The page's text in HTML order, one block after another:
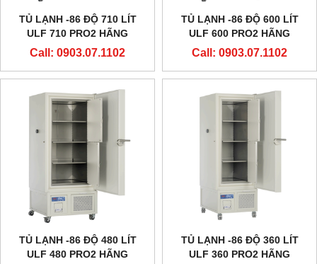
TỦ LẠNH -86 ĐỘ 710 LÍT
ULF 710 PRO2 HÃNG
EVERMED - Ý
Call: 0903.07.1102
TỦ LẠNH -86 ĐỘ 600 LÍT
ULF 600 PRO2 HÃNG
EVERMED - Ý
Call: 0903.07.1102
TỦ LẠNH -86 ĐỘ 480 LÍT
ULF 480 PRO2 HÃNG
TỦ LẠNH -86 ĐỘ 360 LÍT
ULF 360 PRO2 HÃNG